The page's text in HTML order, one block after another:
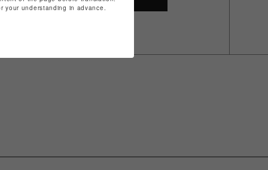
your understanding in advance.